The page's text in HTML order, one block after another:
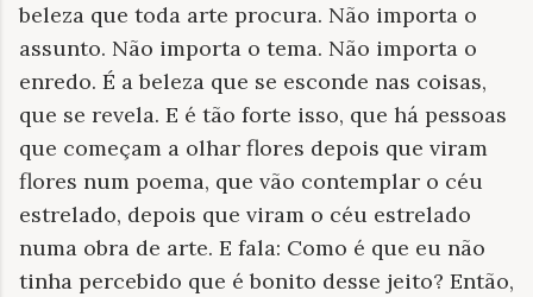
beleza que toda arte procura. Não importa o
assunto. Não importa o tema. Não importa o
enredo. É a beleza que se esconde nas coisas,
que se revela. E é tão forte isso, que há pessoas
que começam a olhar flores depois que viram
flores num poema, que vão contemplar o céu
estrelado, depois que viram o céu estrelado
numa obra de arte. E fala: Como é que eu não
tinha percebido que é bonito desse jeito? Então,